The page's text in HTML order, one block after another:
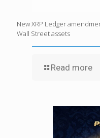
New XRP Ledger
Wall Street assets
Read more